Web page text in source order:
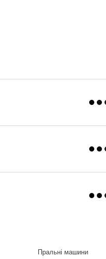
Пральні машини